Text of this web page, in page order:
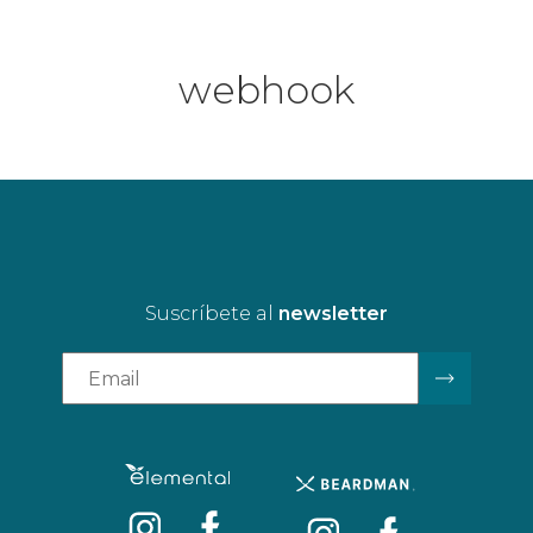
webhook
Suscríbete al newsletter